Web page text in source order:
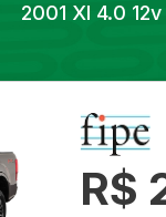
2001 Xl 4.0
R$